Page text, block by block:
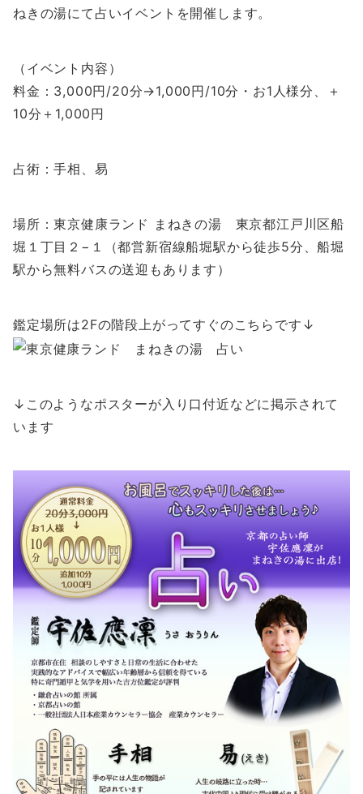
ねきの湯にて占いイベントを開催します。
（イベント内容）
料金：3,000円/20分→1,000円/10分・お1人様分、＋
10分＋1,000円
占術：手相、易
場所：東京健康ランド まねきの湯 東京都江戸川区船
堀１丁目２−１（都営新宿線船堀駅から徒歩5分、船堀
駅から無料バスの送迎もあります）
鑑定場所は2Fの階段上がってすぐのこちらです↓
↓このようなポスターが入り口付近などに掲示されて
います